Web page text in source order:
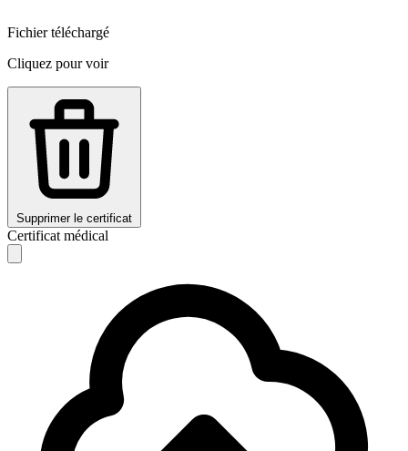
Fichier téléchargé
Cliquez pour voir
Supprimer le certificat
Certificat médical